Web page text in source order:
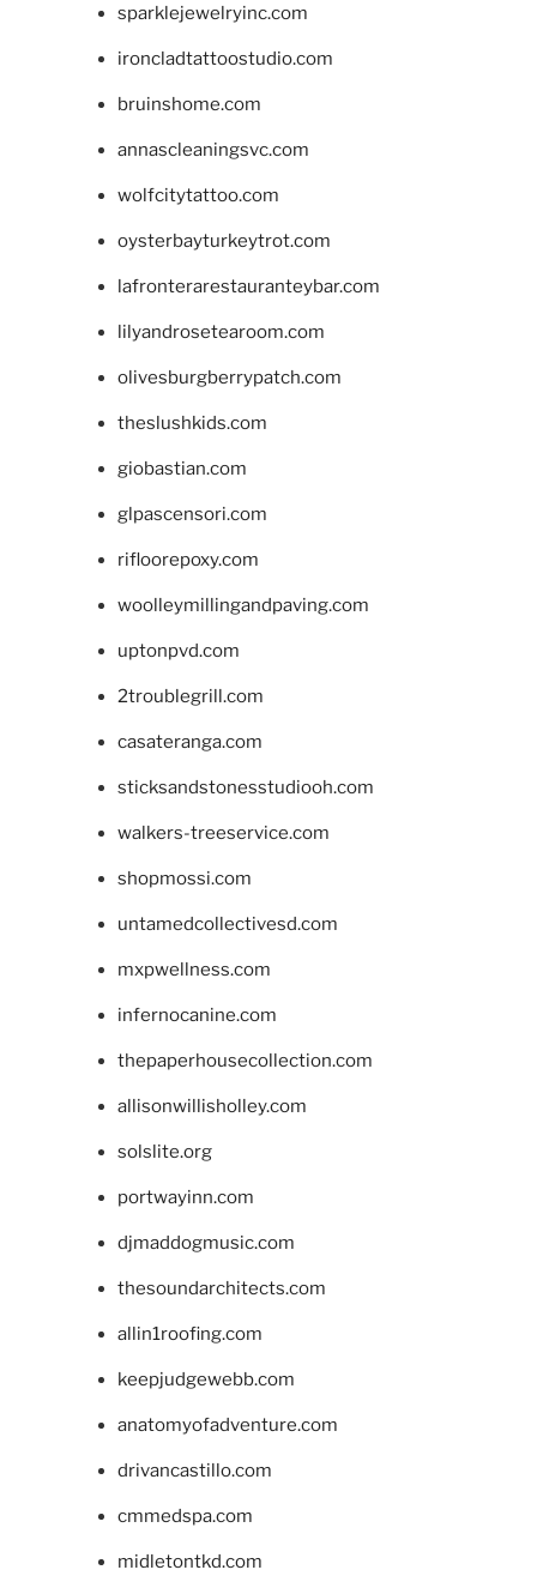
sparklejewelryinc.com
ironcladtattoostudio.com
bruinshome.com
annascleaningsvc.com
wolfcitytattoo.com
oysterbayturkeytrot.com
lafronterarestauranteybar.com
lilyandrosetearoom.com
olivesburgberrypatch.com
theslushkids.com
giobastian.com
glpascensori.com
rifloorepoxy.com
woolleymillingandpaving.com
uptonpvd.com
2troublegrill.com
casateranga.com
sticksandstonesstudiooh.com
walkers-treeservice.com
shopmossi.com
untamedcollectivesd.com
mxpwellness.com
infernocanine.com
thepaperhousecollection.com
allisonwillisholley.com
solslite.org
portwayinn.com
djmaddogmusic.com
thesoundarchitects.com
allin1roofing.com
keepjudgewebb.com
anatomyofadventure.com
drivancastillo.com
cmmedspa.com
midletontkd.com